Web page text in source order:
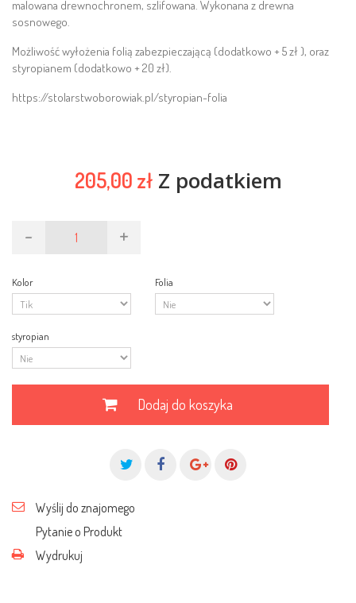
malowana drewnochronem, szlifowana. Wykonana z drewna
sosnowego.
Możliwość wyłożenia folią zabezpieczającą (dodatkowo + 5 zł ), oraz
styropianem (dodatkowo + 20 zł).
https://stolarstwoborowiak.pl/styropian-folia
205,00 złZ podatkiem
- +
Kolor Folia
styropian
Dodaj do koszyka
Wyślij do znajomego
Pytanie o Produkt
Wydrukuj